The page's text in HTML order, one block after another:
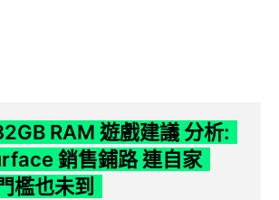
RAM 遊戲建議 分析:
銷售鋪路 連自家
檻也未到